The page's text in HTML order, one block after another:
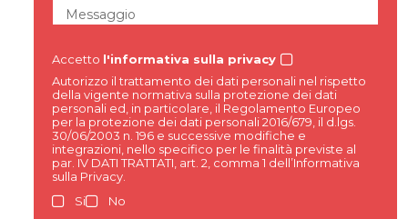
Messaggio
Accetto l'informativa sulla privacy
Autorizzo il trattamento dei dati personali nel rispetto
della vigente normativa sulla protezione dei dati
personali ed, in particolare, il Regolamento Europeo
per la protezione dei dati personali 2016/679, il d.lgs.
30/06/2003 n. 196 e successive modifiche e
integrazioni, nello specifico per le finalità previste al
par. IV DATI TRATTATI, art. 2, comma 1 dell’Informativa
sulla Privacy.
Si
No